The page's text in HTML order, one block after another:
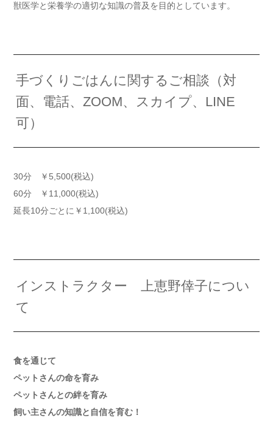
獣医学と栄養学の適切な知識の普及を目的としています。
手づくりごはんに関するご相談（対
面、電話、ZOOM、スカイプ、LINE
可）
30分 ￥5,500(税込)
60分 ￥11,000(税込)
延長10分ごとに￥1,100(税込)
インストラクター 上恵野倖子につい
て
食を通じて
ペットさんの命を育み
ペットさんとの絆を育み
飼い主さんの知識と自信を育む！